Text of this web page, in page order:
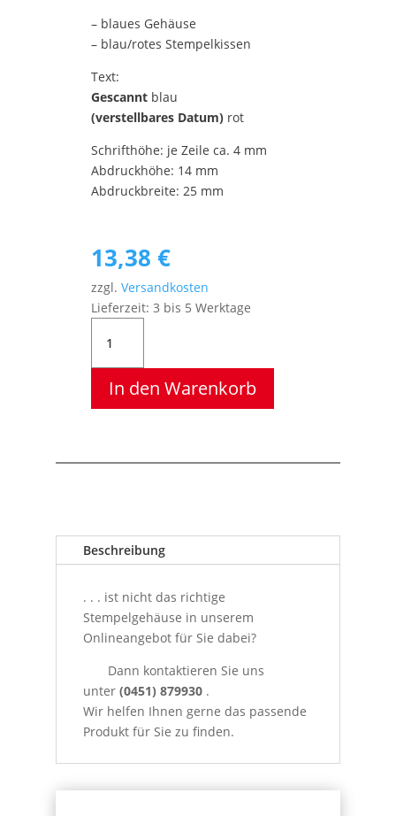
– blaues Gehäuse
– blau/rotes Stempelkissen
Text:
Gescanntblau
(verstellbares Datum)rot
Schrifthöhe: je Zeile ca. 4 mm
Abdruckhöhe: 14 mm
Abdruckbreite: 25 mm
13,38 €
zzgl. Versandkosten
Lieferzeit: 3 bis 5 Werktage
Bürostempel,
Colop
Mini-
Dater
Gescanntstempel,
mm
In den Warenkorb
Beschreibung
. . . ist nicht das richtige
Stempelgehäuse in unserem
Onlineangebot für Sie dabei?
Dann kontaktieren Sie uns
unter (0451) 879930.
Wir helfen Ihnen gerne das passende
Produkt für Sie zu finden.